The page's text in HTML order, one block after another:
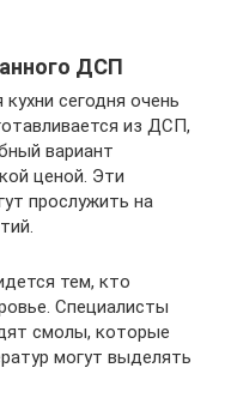
ДСП
сегодня очень
из ДСП,
вариант
ценой. Эти
прослужить на
тем, кто
Специалисты
смолы, которые
могут выделять